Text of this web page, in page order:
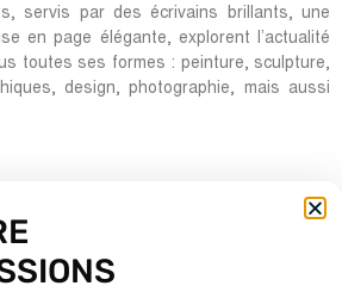
servis par des écrivains brillants, une
en page élégante, explorent l’actualité
toutes ses formes : peinture, sculpture,
design, photographie, mais aussi